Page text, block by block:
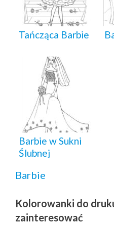
Tańcząca Barbie
Barbie w Sukni
Ślubnej
Barbie
Kolorowanki do
zainteresować